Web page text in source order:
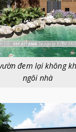
đem lại không
ngôi nhà